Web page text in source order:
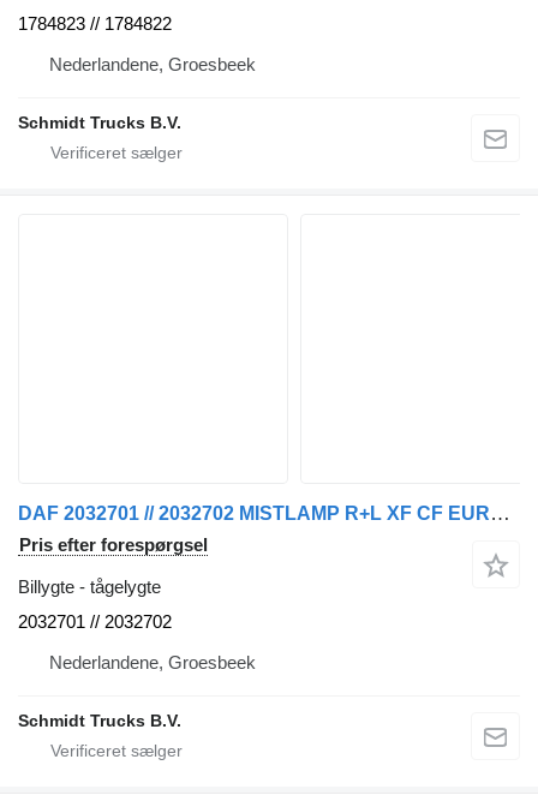
1784823 // 1784822
Nederlandene, Groesbeek
Schmidt Trucks B.V.
DAF 2032701 // 2032702 MISTLAMP R+L XF CF EURO 6 MODEL 2018 tågelygte til lastbil
Pris efter forespørgsel
Billygte - tågelygte
2032701 // 2032702
Nederlandene, Groesbeek
Schmidt Trucks B.V.